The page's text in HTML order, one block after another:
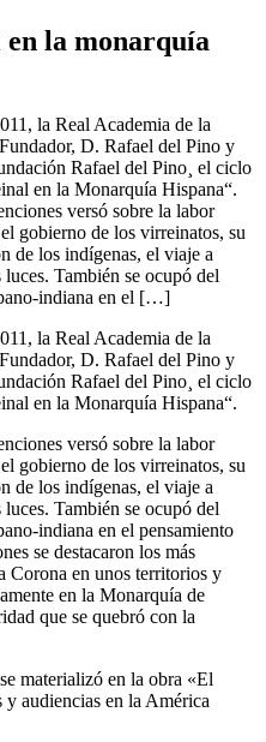
la monarquía
la Real Academia de la
D. Rafael del Pino y
Rafael del Pino¸ el ciclo
en la Monarquía Hispana“.
versó sobre la labor
gobierno de los virreinatos, su
de los indígenas, el viaje a
También se ocupó del
indiana en el […]
la Real Academia de la
D. Rafael del Pino y
Rafael del Pino¸ el ciclo
en la Monarquía Hispana“.
versó sobre la labor
gobierno de los virreinatos, su
de los indígenas, el viaje a
También se ocupó del
indiana en el pensamiento
se destacaron los más
Corona en unos territorios y
en la Monarquía de
que se quebró con la
materializó en la obra «El
audiencias en la América